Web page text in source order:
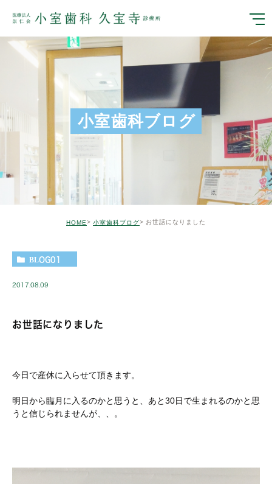
小室歯科ブログ
HOME 小室歯科ブログ お世話になりました
BLOG01
2017.08.09
お世話になりました
今日で産休に入らせて頂きます。
明日から臨月に入るのかと思うと、あと30日で生まれるのかと思
うと信じられませんが、、。